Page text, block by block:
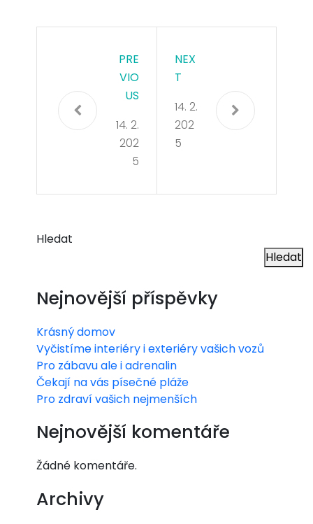
PRE
VIO
US
14. 2.
202
5
NEX
T
14. 2.
202
5
Hledat
Hledat
Nejnovější příspěvky
Krásný domov
Vyčistíme interiéry i exteriéry vašich vozů
Pro zábavu ale i adrenalin
Čekají na vás písečné pláže
Pro zdraví vašich nejmenších
Nejnovější komentáře
Žádné komentáře.
Archivy